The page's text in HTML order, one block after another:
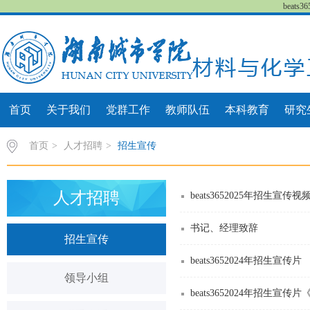
首页 关于我们 党群工作 教师队伍 本科教育 研究
首页 > 人才招聘 > 招生宣传
人才招聘
招生宣传
领导小组
beats3652025年招生宣传视
书记、经理致辞
beats3652024年招生宣传片
beats3652024年招生宣传片